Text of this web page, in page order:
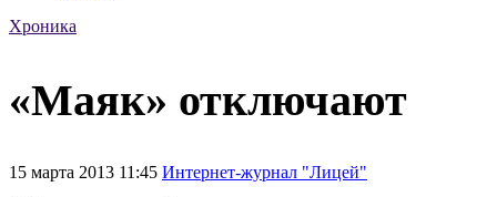
Хроника
«Маяк» отключают
15 марта 2013 11:45 Интернет-журнал "Лицей"